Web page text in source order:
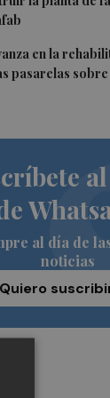
en la
pasarelas
al día de
noticias